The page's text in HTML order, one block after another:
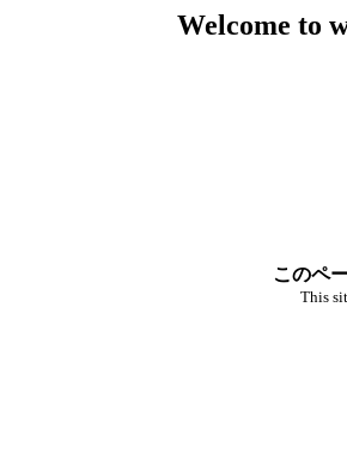
Welcome to
このペ
This